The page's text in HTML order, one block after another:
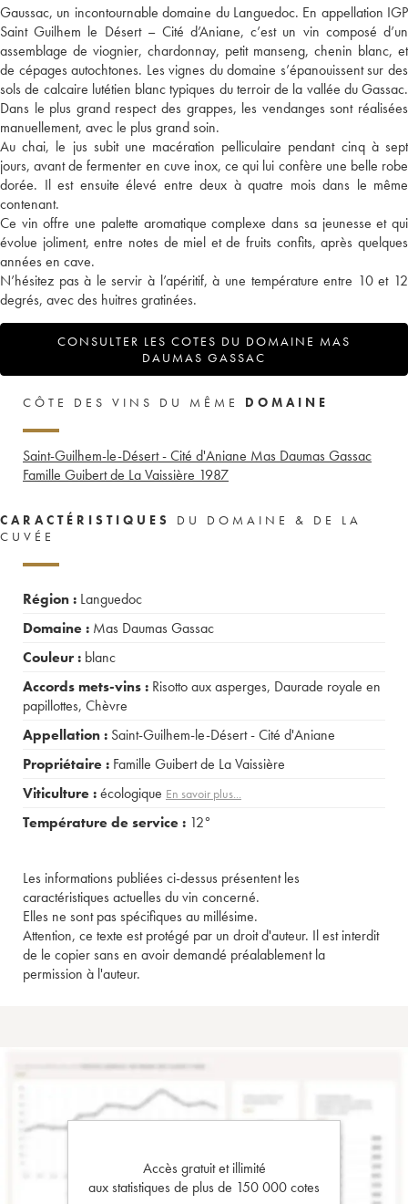
Gaussac, un incontournable domaine du Languedoc. En appellation IGP
Saint Guilhem le Désert – Cité d’Aniane, c’est un vin composé d’un
assemblage de viognier, chardonnay, petit manseng, chenin blanc, et
de cépages autochtones. Les vignes du domaine s’épanouissent sur des
sols de calcaire lutétien blanc typiques du terroir de la vallée du Gassac.
Dans le plus grand respect des grappes, les vendanges sont réalisées
manuellement, avec le plus grand soin.
Au chai, le jus subit une macération pelliculaire pendant cinq à sept
jours, avant de fermenter en cuve inox, ce qui lui confère une belle robe
dorée. Il est ensuite élevé entre deux à quatre mois dans le même
contenant.
Ce vin offre une palette aromatique complexe dans sa jeunesse et qui
évolue joliment, entre notes de miel et de fruits confits, après quelques
années en cave.
N’hésitez pas à le servir à l’apéritif, à une température entre 10 et 12
degrés, avec des huitres gratinées.
CONSULTER LES COTES DU DOMAINE MAS
DAUMAS GASSAC
CÔTE DES VINS DU MÊME DOMAINE
Saint-Guilhem-le-Désert - Cité d'Aniane Mas Daumas Gassac
Famille Guibert de La Vaissière 1987
CARACTÉRISTIQUES
DU DOMAINE & DE LA
CUVÉE
Région : Languedoc
Domaine : Mas Daumas Gassac
Couleur : blanc
Accords mets-vins : Risotto aux asperges, Daurade royale en
papillottes, Chèvre
Appellation : Saint-Guilhem-le-Désert - Cité d'Aniane
Propriétaire : Famille Guibert de La Vaissière
Viticulture :écologique En savoir plus...
Température de service : 12°
Les informations publiées ci-dessus présentent les
caractéristiques actuelles du vin concerné.
Elles ne sont pas spécifiques au millésime.
Attention, ce texte est protégé par un droit d'auteur. Il est interdit
de le copier sans en avoir demandé préalablement la
permission à l'auteur.
Accès gratuit et illimité
aux statistiques de plus de 150 000 cotes